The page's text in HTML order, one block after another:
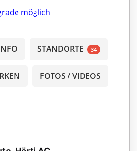
möglich
STANDORTE 34
FOTOS / VIDEOS